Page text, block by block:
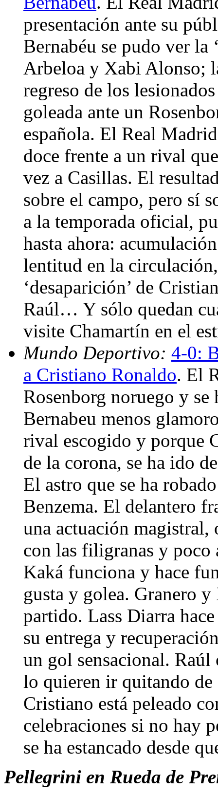
presentación ante su
Bernabéu se pudo ver la
Arbeloa y Xabi Alonso;
regreso de los
goleada ante un
española. El Real
doce frente a un rival
vez a Casillas. El
sobre el campo, pero sí
a la temporada oficial,
hasta ahora:
lentitud en la
‘desaparición’ de
Raúl… Y sólo quedan
visite Chamartín en el
Mundo Deportivo: 4-0:
a Cristiano Ronaldo. El
Rosenborg noruego y
Bernabeu menos
rival escogido y porque
de la corona, se ha ido
El astro que se ha
Benzema. El delantero
una actuación magistral,
con las filigranas y poco
Kaká funciona y hace
gusta y golea. Granero
partido. Lass Diarra
su entrega y
un gol sensacional. Raúl
lo quieren ir quitando de
Cristiano está peleado
celebraciones si no hay
se ha estancado desde
Pellegrini en Rueda de